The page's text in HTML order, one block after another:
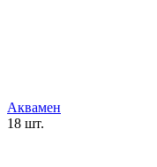
Аквамен
18 шт.